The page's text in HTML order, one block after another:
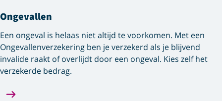
Ongevallen
Een ongeval is helaas niet altijd te voorkomen. Met een
Ongevallenverzekering ben je verzekerd als je blijvend
invalide raakt of overlijdt door een ongeval. Kies zelf het
verzekerde bedrag.